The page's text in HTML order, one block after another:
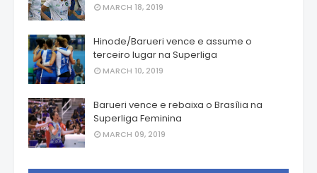
MARCH 18, 2019
Hinode/Barueri vence e assume o
terceiro lugar na Superliga
MARCH 10, 2019
Barueri vence e rebaixa o Brasília na
Superliga Feminina
MARCH 09, 2019